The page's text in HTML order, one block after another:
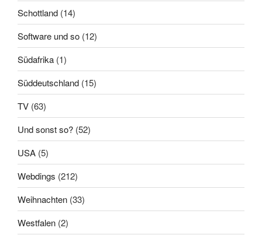
Schottland (14)
Software und so (12)
Südafrika (1)
Süddeutschland (15)
TV (63)
Und sonst so? (52)
USA (5)
Webdings (212)
Weihnachten (33)
Westfalen (2)